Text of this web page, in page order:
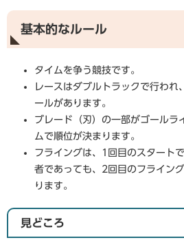
基本的なルール
タイムを争う競技です。
レースはダブルトラックで行われ
ールがあります。
ブレード（刃）の一部がゴールラ
ムで順位が決まります。
フライングは、1回目のスタート
者であっても、2回目のフライン
ります。
見どころ